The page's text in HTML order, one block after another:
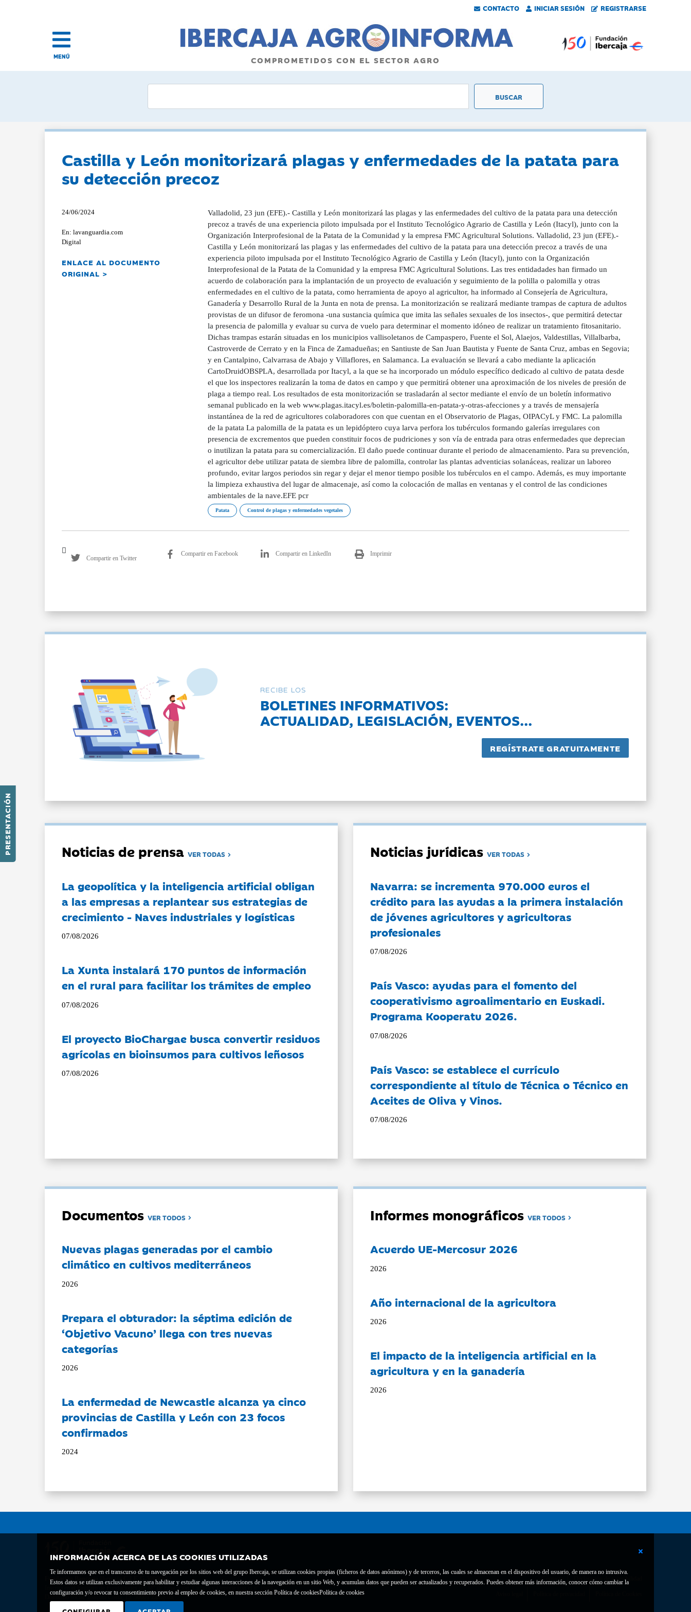
CONTACTO INICIAR SESIÓN REGISTRARSE
PRESENTACIÓN
MENÚ COMPROMETIDOS CON EL SECTOR AGRO
INFORMACIÓN ACERCA DE LAS COOKIES UTILIZADAS
Te informamos que en el transcurso de tu navegación por los sitios web del grupo Ibercaja, se utilizan cookies propias (ficheros de datos anónimos) y de terceros, las cuales se almacenan en el dispositivo del usuario, de manera no intrusiva.
Estos datos se utilizan exclusivamente para habilitar y estudiar algunas interacciones de la navegación en un sitio Web, y acumulan datos que pueden ser actualizados y recuperados. Puedes obtener más información, conocer cómo cambiar la
configuración y/o revocar tu consentimiento previo al empleo de cookies, en nuestra sección Política de cookiesPolítica de cookies
Castilla y León monitorizará plagas y enfermedades de la patata para
su detección precoz
24/06/2024
En: lavanguardia.com
Digital
ENLACE AL DOCUMENTO
ORIGINAL >
Valladolid, 23 jun (EFE).- Castilla y León monitorizará las plagas y las enfermedades del cultivo de la patata para una detección
precoz a través de una experiencia piloto impulsada por el Instituto Tecnológico Agrario de Castilla y León (Itacyl), junto con la
Organización Interprofesional de la Patata de la Comunidad y la empresa FMC Agricultural Solutions. Valladolid, 23 jun (EFE).-
Castilla y León monitorizará las plagas y las enfermedades del cultivo de la patata para una detección precoz a través de una
experiencia piloto impulsada por el Instituto Tecnológico Agrario de Castilla y León (Itacyl), junto con la Organización
Interprofesional de la Patata de la Comunidad y la empresa FMC Agricultural Solutions. Las tres entidadades han firmado un
acuerdo de colaboración para la implantación de un proyecto de evaluación y seguimiento de la polilla o palomilla y otras
enfermedades en el cultivo de la patata, como herramienta de apoyo al agricultor, ha informado al Consejería de Agricultura,
Ganadería y Desarrollo Rural de la Junta en nota de prensa. La monitorización se realizará mediante trampas de captura de adultos
provistas de un difusor de feromona -una sustancia química que imita las señales sexuales de los insectos-, que permitirá detectar
la presencia de palomilla y evaluar su curva de vuelo para determinar el momento idóneo de realizar un tratamiento fitosanitario.
Dichas trampas estarán situadas en los municipios vallisoletanos de Campaspero, Fuente el Sol, Alaejos, Valdestillas, Villalbarba,
Castroverde de Cerrato y en la Finca de Zamadueñas; en Santiuste de San Juan Bautista y Fuente de Santa Cruz, ambas en Segovia;
y en Cantalpino, Calvarrasa de Abajo y Villaflores, en Salamanca. La evaluación se llevará a cabo mediante la aplicación
CartoDruidOBSPLA, desarrollada por Itacyl, a la que se ha incorporado un módulo específico dedicado al cultivo de patata desde
el que los inspectores realizarán la toma de datos en campo y que permitirá obtener una aproximación de los niveles de presión de
plaga a tiempo real. Los resultados de esta monitorización se trasladarán al sector mediante el envío de un boletín informativo
semanal publicado en la web www.plagas.itacyl.es/boletin-palomilla-en-patata-y-otras-afecciones y a través de mensajería
instantánea de la red de agricultores colaboradores con que cuentan en el Observatorio de Plagas, OIPACyL y FMC. La palomilla
de la patata La palomilla de la patata es un lepidóptero cuya larva perfora los tubérculos formando galerías irregulares con
presencia de excrementos que pueden constituir focos de pudriciones y son vía de entrada para otras enfermedades que deprecian
o inutilizan la patata para su comercialización. El daño puede continuar durante el periodo de almacenamiento. Para su prevención,
el agricultor debe utilizar patata de siembra libre de palomilla, controlar las plantas adventicias solanáceas, realizar un laboreo
profundo, evitar largos periodos sin regar y dejar el menor tiempo posible los tubérculos en el campo. Además, es muy importante
la limpieza exhaustiva del lugar de almacenaje, así como la colocación de mallas en ventanas y el control de las condiciones
ambientales de la nave.EFE pcr
Patata Control de plagas y enfermedades vegetales
Compartir en Twitter
Compartir en Facebook Compartir en LinkedIn Imprimir
RECIBE LOS
BOLETINES INFORMATIVOS:
ACTUALIDAD, LEGISLACIÓN, EVENTOS...
Noticias de prensaVER TODAS
La geopolítica y la inteligencia artificial obligan
a las empresas a replantear sus estrategias de
crecimiento - Naves industriales y logísticas
07/08/2026
La Xunta instalará 170 puntos de información
en el rural para facilitar los trámites de empleo
07/08/2026
El proyecto BioChargae busca convertir residuos
agrícolas en bioinsumos para cultivos leñosos
07/08/2026
Noticias jurídicasVER TODAS
Navarra: se incrementa 970.000 euros el
crédito para las ayudas a la primera instalación
de jóvenes agricultores y agricultoras
profesionales
07/08/2026
País Vasco: ayudas para el fomento del
cooperativismo agroalimentario en Euskadi.
Programa Kooperatu 2026.
07/08/2026
País Vasco: se establece el currículo
correspondiente al título de Técnica o Técnico en
Aceites de Oliva y Vinos.
07/08/2026
DocumentosVER TODOS
Nuevas plagas generadas por el cambio
climático en cultivos mediterráneos
2026
Prepara el obturador: la séptima edición de
‘Objetivo Vacuno’ llega con tres nuevas
categorías
2026
La enfermedad de Newcastle alcanza ya cinco
provincias de Castilla y León con 23 focos
confirmados
2024
Informes monográficosVER TODOS
Acuerdo UE-Mercosur 2026
2026
Año internacional de la agricultora
2026
El impacto de la inteligencia artificial en la
agricultura y en la ganadería
2026
Fundación Bancaria Ibercaja C.I.F. G-50000652.
Inscrita en el Registro de Fundaciones del Mº de Educación, Cultura y Deporte con el nº 1689.
Domicilio social: Joaquín Costa, 13. 50001 Zaragoza.
Contacto Declaración de accesibilidad